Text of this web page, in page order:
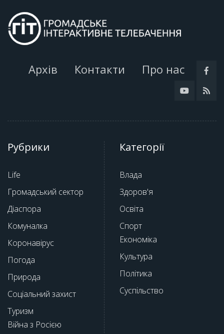
Архів Контакти Про нас
Рубрики
Life
Громадський сектор
Діаспора
Комуналка
Коронавірус
Погода
Природа
Соціальний захист
Туризм
Війна з Росією
Категорії
Влада
Здоров'я
Освіта
Спорт
Економіка
Культура
Політика
Суспільство